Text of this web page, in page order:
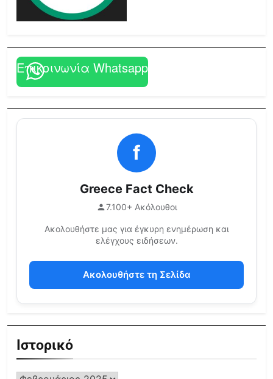
Επικοινωνία Whatsapp
f
Greece Fact Check
7.100+ Ακόλουθοι
Ακολουθήστε μας για έγκυρη ενημέρωση και
ελέγχους ειδήσεων.
Ακολουθήστε τη Σελίδα
Ιστορικό